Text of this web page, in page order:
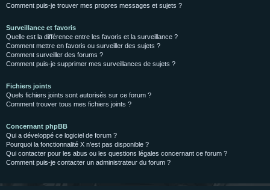
Comment puis-je trouver mes propres messages et sujets ?
Surveillance et favoris
Quelle est la différence entre les favoris et la surveillance ?
Comment mettre en favoris ou surveiller des sujets ?
Comment surveiller des forums ?
Comment puis-je supprimer mes surveillances de sujets ?
Fichiers joints
Quels fichiers joints sont autorisés sur ce forum ?
Comment trouver tous mes fichiers joints ?
Concernant phpBB
Qui a développé ce logiciel de forum ?
Pourquoi la fonctionnalité X n’est pas disponible ?
Qui contacter pour les abus ou les questions légales concernant ce forum ?
Comment puis-je contacter un administrateur du forum ?